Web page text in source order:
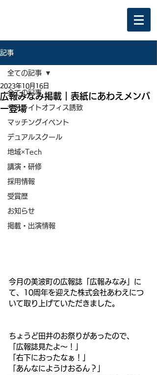
記事
全ての記事
サテライトオフィス誘致
マッチングイベント
デュアルスクール
地域×Tech
講演・研修
採用情報
受賞歴
お知らせ
掲載・出演情報
全ての記事
広報みなみ掲載｜表紙にあわえメンバ
ー登場
2023年10月16日
今月の美波町の広報誌「広報みなみ」に
て、10周年を迎えた株式会社あわえにつ
いて取り上げていただきました。
ちょうど田井のお祭りがあったので、
「広報誌見たよ～！」
「右下におったなぁ！」
「あんなにようけおるん？」